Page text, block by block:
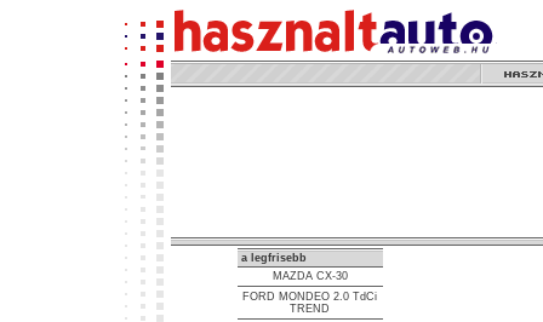
a legfrisebb
MAZDA CX-30
FORD MONDEO 2.0 TdCi
TREND